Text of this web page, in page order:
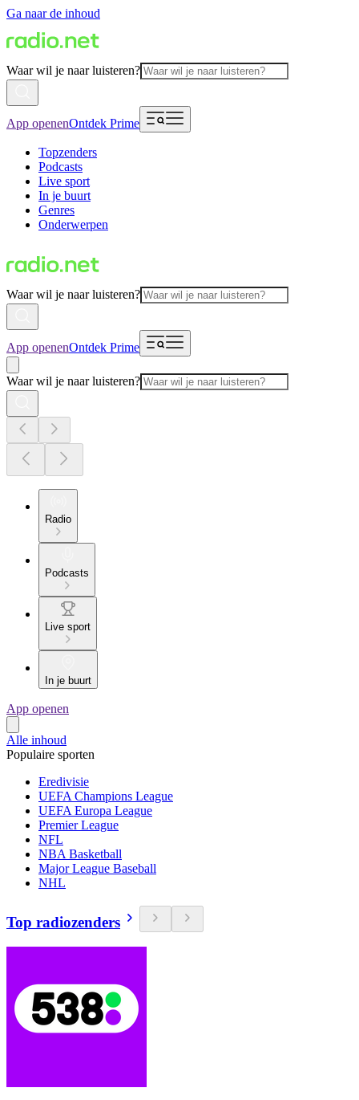
Ga naar de inhoud
Waar wil je naar luisteren?
App openenOntdek Prime
Topzenders
Podcasts
Live sport
In je buurt
Genres
Onderwerpen
Waar wil je naar luisteren?
App openenOntdek Prime
Waar wil je naar luisteren?
Radio
Podcasts
Live sport
In je buurt
App openen
Alle inhoud
Populaire sporten
Eredivisie
UEFA Champions League
UEFA Europa League
Premier League
NFL
NBA Basketball
Major League Baseball
NHL
Top radiozenders